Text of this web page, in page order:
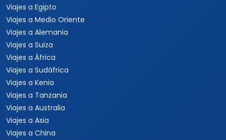
Viajes a Brasil
Viajes a Uruguay
Tours Europa 15 Días
Viajes a Italia
Viajes a España
Viajes a Grecia
Viajes a Turquía
Viajes a Egipto
Viajes a Medio Oriente
Viajes a Alemania
Viajes a Suiza